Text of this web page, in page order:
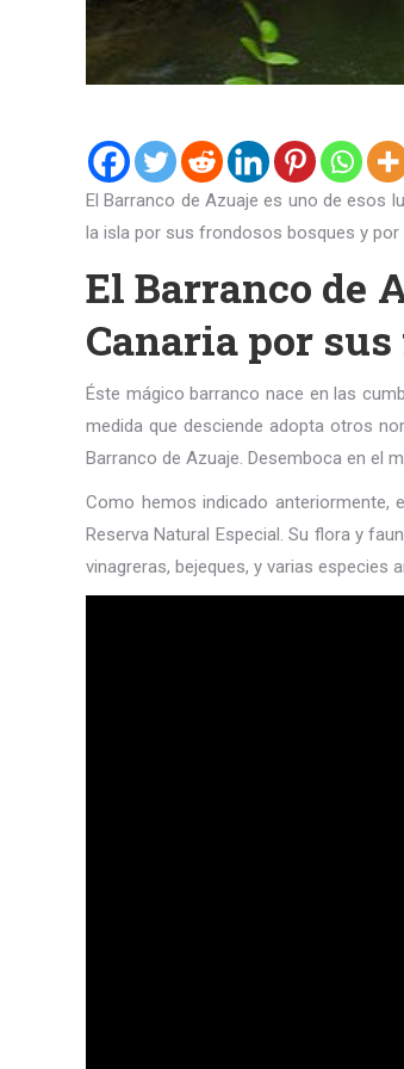
El Barranco de Azuaje es uno de esos
la isla por sus frondosos bosques y
El Barranco de
Canaria por
Éste mágico barranco nace en las
medida que desciende adopta otros
Barranco de Azuaje. Desemboca en el
Como hemos indicado anteriormente,
Reserva Natural Especial. Su flora y
vinagreras, bejeques, y varias especies